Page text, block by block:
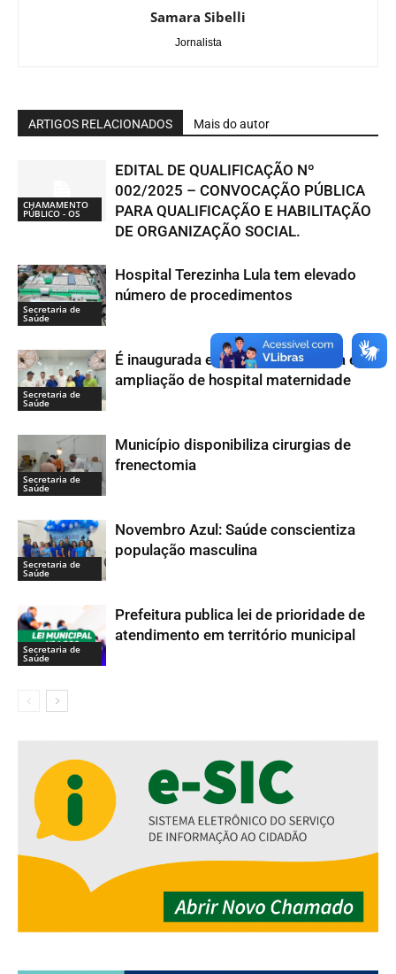
Samara Sibelli
Jornalista
ARTIGOS RELACIONADOS Mais do autor
CHAMAMENTO
PÚBLICO - OS
EDITAL DE QUALIFICAÇÃO Nº
002/2025 – CONVOCAÇÃO PÚBLICA
PARA QUALIFICAÇÃO E HABILITAÇÃO
DE ORGANIZAÇÃO SOCIAL.
Secretaria de
Saúde
Hospital Terezinha Lula tem elevado
número de procedimentos
Secretaria de
Saúde
É inaugurada em Jucurutu reforma e
ampliação de hospital maternidade
Secretaria de
Saúde
Município disponibiliza cirurgias de
frenectomia
Secretaria de
Saúde
Novembro Azul: Saúde conscientiza
população masculina
Secretaria de
Saúde
Prefeitura publica lei de prioridade de
atendimento em território municipal